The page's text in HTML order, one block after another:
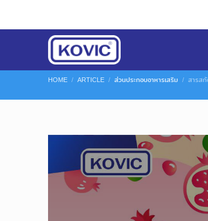
HOME ARTICLE ส่วนประกอบอาหารเสริม สารส